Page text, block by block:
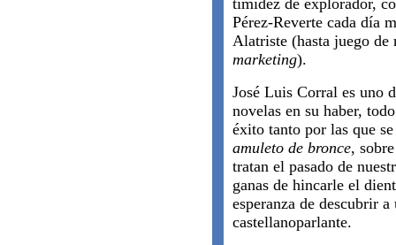
timidez de explorador,
Pérez-Reverte cada día
Alatriste (hasta juego
marketing).
José Luis Corral es uno
novelas en su haber,
éxito tanto por las que
amuleto de bronce,
tratan el pasado de
ganas de hincarle el
esperanza de descubrir
castellanoparlante.